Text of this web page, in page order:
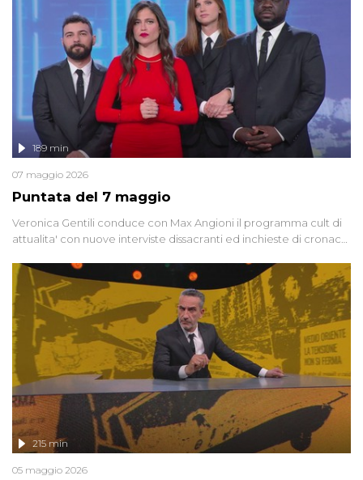
social network, talk show, piazze digitali e immaginario collettivo.
Puntata del 7 maggio
189 min
07 maggio 2026
Veronica Gentili conduce con Max Angioni il programma cult di
attualita' con nuove interviste dissacranti ed inchieste di cronaca
215 min
05 maggio 2026